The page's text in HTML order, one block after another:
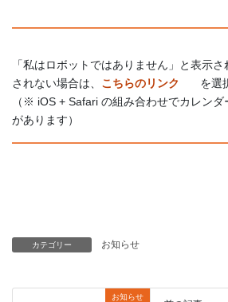
「私はロボットではありません」と表示
されない場合は、 こちらのリンク
を選
（※ iOS + Safari の組み合わせでカレン
があります）
カテゴリー お知らせ
お知らせ